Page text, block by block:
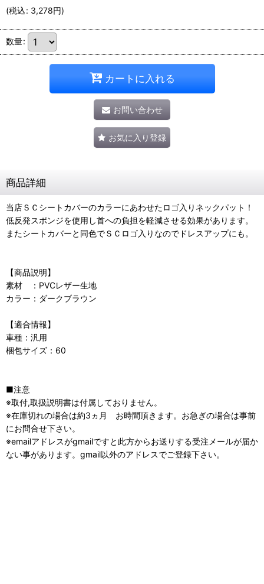
(税込: 3,278円)
数量:
カートに入れる
お問い合わせ
お気に入り登録
商品詳細
当店ＳＣシートカバーのカラーにあわせたロゴ入りネックパット！
低反発スポンジを使用し首への負担を軽減させる効果があります。
またシートカバーと同色でＳＣロゴ入りなのでドレスアップにも。
【商品説明】
素材 ：PVCレザー生地
カラー：ダークブラウン
【適合情報】
車種：汎用
梱包サイズ：60
■注意
※取付,取扱説明書は付属しておりません。
※在庫切れの場合は約3ヵ月 お時間頂きます。お急ぎの場合は事前
にお問合せ下さい。
※emailアドレスがgmailですと此方からお送りする受注メールが届か
ない事があります。gmail以外のアドレスでご登録下さい。